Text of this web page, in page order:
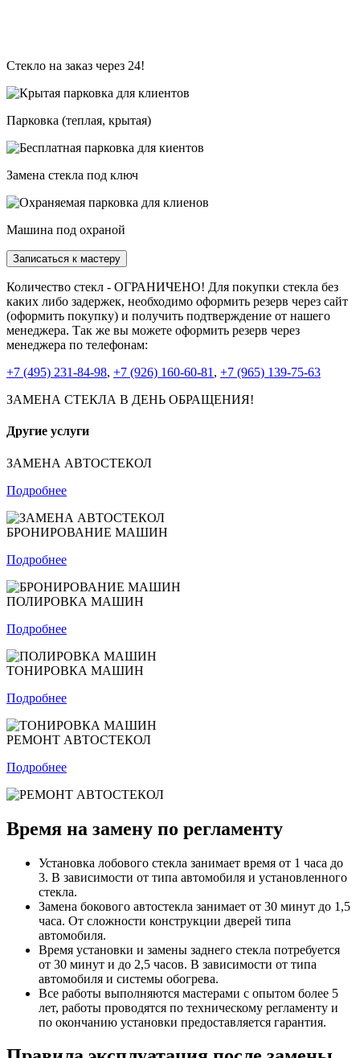
Стекло на заказ через 24!
Парковка (теплая, крытая)
Замена стекла под ключ
Машина под охраной
Записаться к мастеру
Количество стекл - ОГРАНИЧЕНО! Для покупки стекла без
каких либо задержек, необходимо оформить резерв через сайт
(оформить покупку) и получить подтверждение от нашего
менеджера. Так же вы можете оформить резерв через
менеджера по телефонам:
+7 (495) 231-84-98, +7 (926) 160-60-81 , +7 (965) 139-75-63
ЗАМЕНА СТЕКЛА В ДЕНЬ ОБРАЩЕНИЯ!
Другие услуги
ЗАМЕНА АВТОСТЕКОЛ
Подробнее
БРОНИРОВАНИЕ МАШИН
Подробнее
ПОЛИРОВКА МАШИН
Подробнее
ТОНИРОВКА МАШИН
Подробнее
РЕМОНТ АВТОСТЕКОЛ
Подробнее
Время на замену по регламенту
Установка лобового стекла занимает время от 1 часа до
3. В зависимости от типа автомобиля и установленного
стекла.
Замена бокового автостекла занимает от 30 минут до 1,5
часа. От сложности конструкции дверей типа
автомобиля.
Время установки и замены заднего стекла потребуется
от 30 минут и до 2,5 часов. В зависимости от типа
автомобиля и системы обогрева.
Все работы выполняются мастерами с опытом более 5
лет, работы проводятся по техническому регламенту и
по окончанию установки предоставляется гарантия.